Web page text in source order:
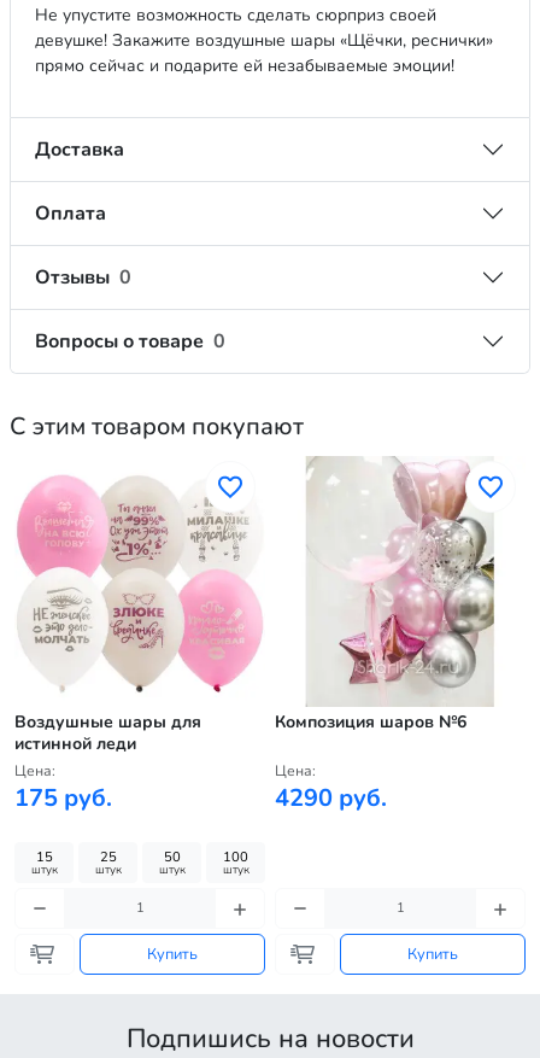
Не упустите возможность сделать сюрприз своей
девушке! Закажите воздушные шары «Щёчки, реснички»
прямо сейчас и подарите ей незабываемые эмоции!
Доставка
Оплата
Отзывы 0
Вопросы о товаре 0
С этим товаром покупают
Воздушные шары для
истинной леди
Цена:
175 руб.
15
штук
25
штук
50
штук
100
штук
Купить
Композиция шаров №6
Цена:
4290 руб.
Купить
Подпишись на новости